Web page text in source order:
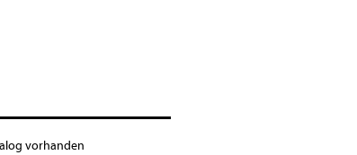
vorhanden